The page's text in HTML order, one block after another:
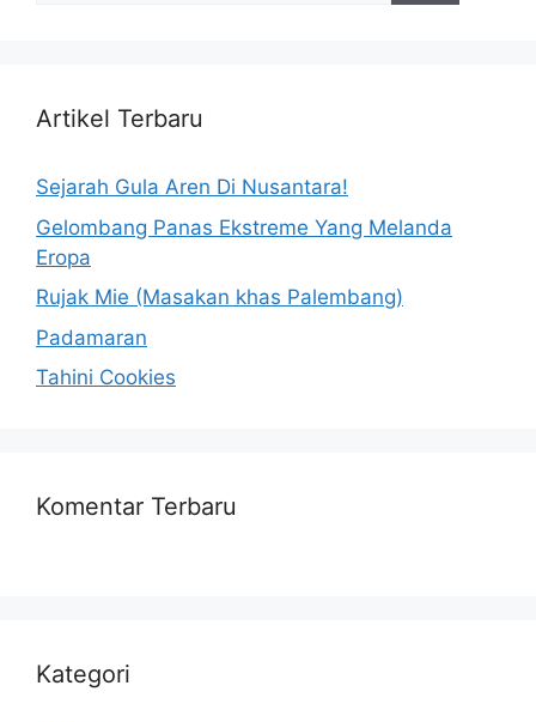
Artikel Terbaru
Sejarah Gula Aren Di Nusantara!
Gelombang Panas Ekstreme Yang Melanda
Eropa
Rujak Mie (Masakan khas Palembang)
Padamaran
Tahini Cookies
Komentar Terbaru
Kategori